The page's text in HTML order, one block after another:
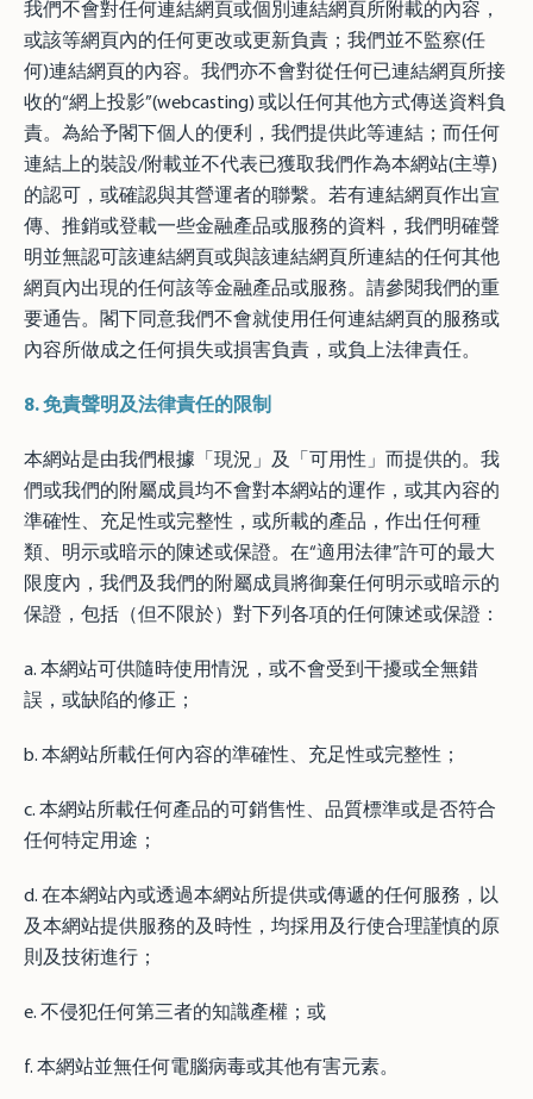
我們不會對任何連結網頁或個別連結網頁所附載的內容，
或該等網頁內的任何更改或更新負責；我們並不監察(任
何)連結網頁的內容。我們亦不會對從任何已連結網頁所接
收的“網上投影”(webcasting) 或以任何其他方式傳送資料負
責。為給予閣下個人的便利，我們提供此等連結；而任何
連結上的裝設/附載並不代表已獲取我們作為本網站(主導)
的認可，或確認與其營運者的聯繫。若有連結網頁作出宣
傳、推銷或登載一些金融產品或服務的資料，我們明確聲
明並無認可該連結網頁或與該連結網頁所連結的任何其他
網頁內出現的任何該等金融產品或服務。請參閱我們的重
要通告。閣下同意我們不會就使用任何連結網頁的服務或
內容所做成之任何損失或損害負責，或負上法律責任。
8.免責聲明及法律責任的限制
本網站是由我們根據「現況」及「可用性」而提供的。我
們或我們的附屬成員均不會對本網站的運作，或其內容的
準確性、充足性或完整性，或所載的產品，作出任何種
類、明示或暗示的陳述或保證。在“適用法律”許可的最大
限度內，我們及我們的附屬成員將御棄任何明示或暗示的
保證，包括（但不限於）對下列各項的任何陳述或保證：
a. 本網站可供隨時使用情況，或不會受到干擾或全無錯
誤，或缺陷的修正；
b. 本網站所載任何內容的準確性、充足性或完整性；
c. 本網站所載任何產品的可銷售性、品質標準或是否符合
任何特定用途；
d. 在本網站內或透過本網站所提供或傳遞的任何服務，以
及本網站提供服務的及時性，均採用及行使合理謹慎的原
則及技術進行；
e. 不侵犯任何第三者的知識產權；或
f. 本網站並無任何電腦病毒或其他有害元素。